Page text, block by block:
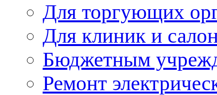
Для торгующих
Для клиник и
Бюджетным
Ремонт